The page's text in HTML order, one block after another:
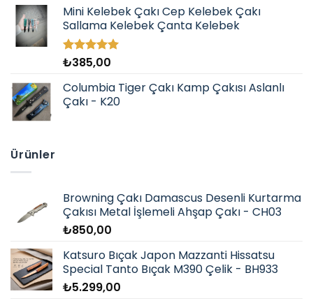
Mini Kelebek Çakı Cep Kelebek Çakı
Sallama Kelebek Çanta Kelebek
5 üzerinden
aldı
₺385,00
Columbia Tiger Çakı Kamp Çakısı Aslanlı
Çakı - K20
Ürünler
Browning Çakı Damascus Desenli Kurtarma
Çakısı Metal İşlemeli Ahşap Çakı - CH03
₺850,00
Katsuro Bıçak Japon Mazzanti Hissatsu
Special Tanto Bıçak M390 Çelik - BH933
₺5.299,00